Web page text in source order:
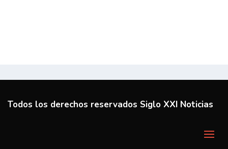
Todos los derechos reservados Siglo XXI Noticias